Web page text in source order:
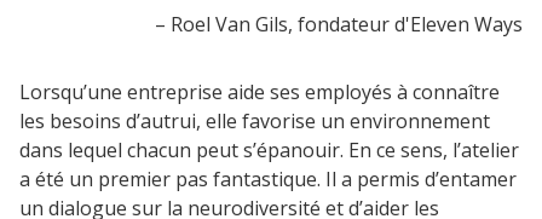
– Roel Van Gils, fondateur d'Eleven Ways
Lorsqu’une entreprise aide ses employés à connaître
les besoins d’autrui, elle favorise un environnement
dans lequel chacun peut s’épanouir. En ce sens, l’atelier
a été un premier pas fantastique. Il a permis d’entamer
un dialogue sur la neurodiversité et d’aider les